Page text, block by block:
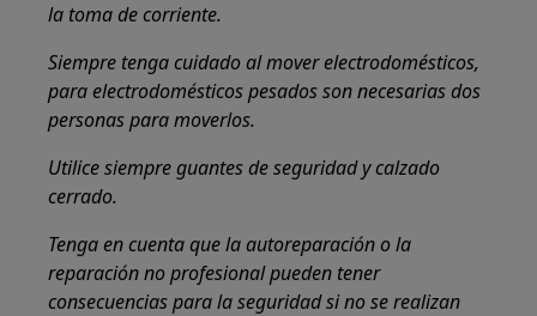
la toma de corriente.
Siempre tenga cuidado al mover electrodomésticos,
para electrodomésticos pesados son necesarias dos
personas para moverlos.
Utilice siempre guantes de seguridad y calzado
cerrado.
Tenga en cuenta que la autoreparación o la
reparación no profesional pueden tener
consecuencias para la seguridad si no se realizan